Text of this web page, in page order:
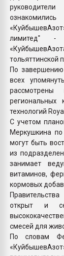
лимитед" -
тольяттинской
По завершению
всех
рассмотрены
региональных
технологий
С учетом
Меркушкина по
могут быть
из
занимает
витаминов,
кормовых
открыт и
смесей для
По словам